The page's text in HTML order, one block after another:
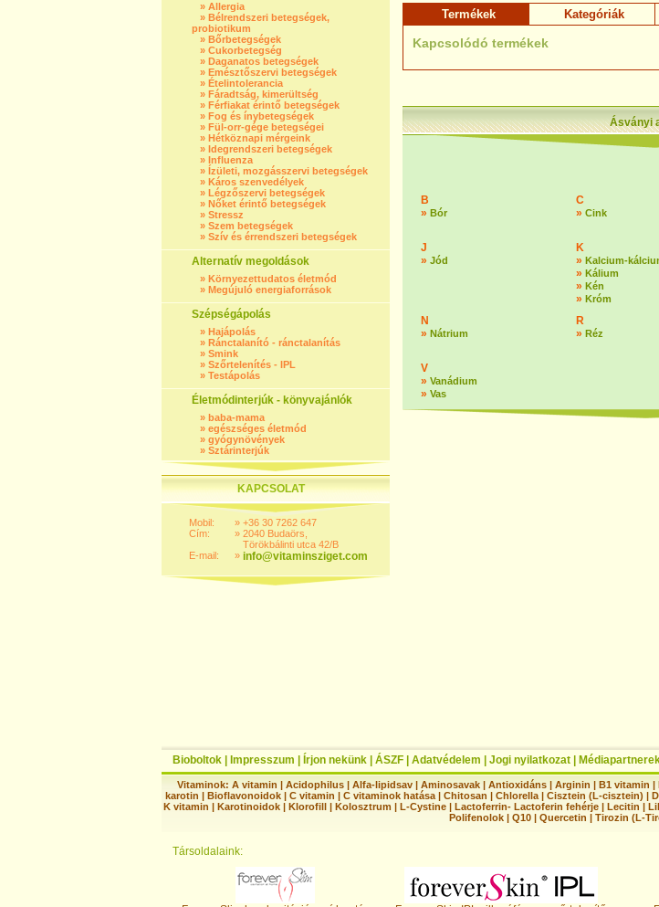
» Allergia
» Bélrendszeri betegségek,
probiotikum
» Bőrbetegségek
» Cukorbetegség
» Daganatos betegségek
» Emésztőszervi betegségek
» Ételintolerancia
» Fáradtság, kimerültség
» Férfiakat érintő betegségek
» Fog és ínybetegségek
» Fül-orr-gége betegségei
» Hétköznapi mérgeink
» Idegrendszeri betegségek
» Influenza
» Ízületi, mozgásszervi betegségek
» Káros szenvedélyek
» Légzőszervi betegségek
» Nőket érintő betegségek
» Stressz
» Szem betegségek
» Szív és érrendszeri betegségek
Alternatív megoldások
» Környezettudatos életmód
» Megújuló energiaforrások
Szépségápolás
» Hajápolás
» Ránctalanító - ránctalanítás
» Smink
» Szőrtelenítés - IPL
» Testápolás
Életmódinterjúk - könyvajánlók
» baba-mama
» egészséges életmód
» gyógynövények
» Sztárinterjúk
KAPCSOLAT
Mobil:
Cím:
E-mail:
»
»
»
+36 30 7262 647
2040 Budaörs,
Törökbálinti utca 42/B
info@vitaminsziget.com
Termékek Kategóriák
Kapcsolódó termékek
Ásványi
B
» Bór
C
» Cink
J
» Jód
K
» Kalcium-
» Kálium
» Kén
» Króm
N
» Nátrium
R
» Réz
V
» Vanádium
» Vas
Bioboltok Impresszum Írjon nekünk ÁSZF Adatvédelem Jogi nyilatkozat
Vitaminok: A vitamin | Acidophilus| Alfa-lipidsav| Aminosavak| Antioxidáns| Arginin | B1 vitamin |
karotin | Bioflavonoidok | C vitamin | C vitaminok hatása | Chitosan | Chlorella | Cisztein (L-cisztein) |
K vitamin | Karotinoidok | Klorofill | Kolosztrum | L-Cystine | Lactoferrin- Lactoferin fehérje | Lecitin |
Polifenolok| Q10| Quercetin | Tirozin (L-
Társoldalaink: